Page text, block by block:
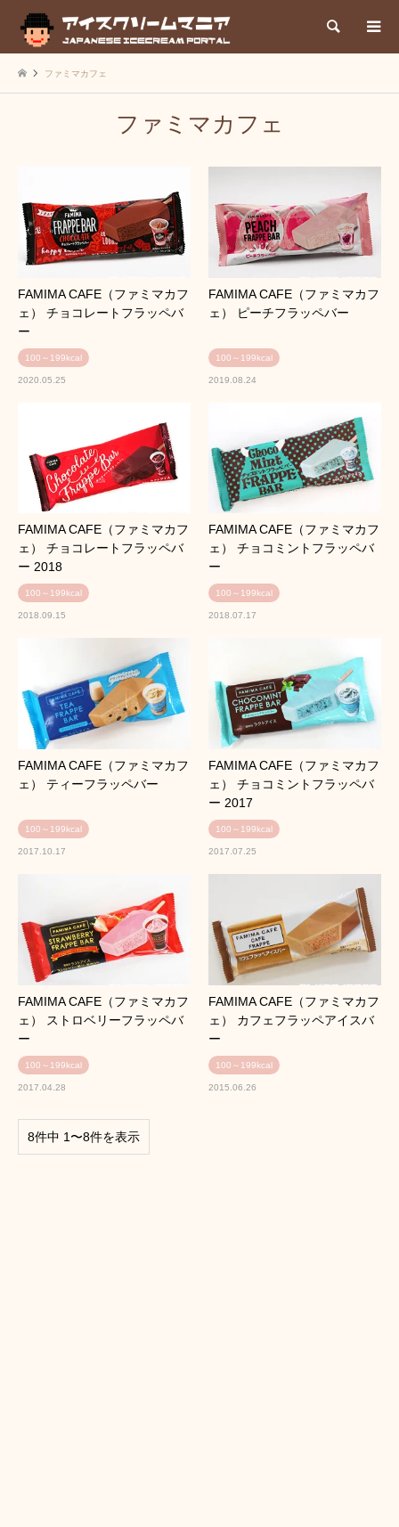
検索
ファミマカフェ
ファミマカフェ
FAMIMA CAFE（ファミマカフ
ェ） チョコレートフラッペバ
ー
100～199kcal
2020.05.25
FAMIMA CAFE（ファミマカフ
ェ） ピーチフラッペバー
100～199kcal
2019.08.24
FAMIMA CAFE（ファミマカフ
ェ） チョコレートフラッペバ
ー 2018
100～199kcal
2018.09.15
FAMIMA CAFE（ファミマカフ
ェ） チョコミントフラッペバ
ー
100～199kcal
2018.07.17
FAMIMA CAFE（ファミマカフ
ェ） ティーフラッペバー
100～199kcal
2017.10.17
FAMIMA CAFE（ファミマカフ
ェ） チョコミントフラッペバ
ー 2017
100～199kcal
2017.07.25
FAMIMA CAFE（ファミマカフ
ェ） ストロベリーフラッペバ
ー
100～199kcal
2017.04.28
FAMIMA CAFE（ファミマカフ
ェ） カフェフラッペアイスバ
ー
100～199kcal
2015.06.26
8件中 1〜8件を表示